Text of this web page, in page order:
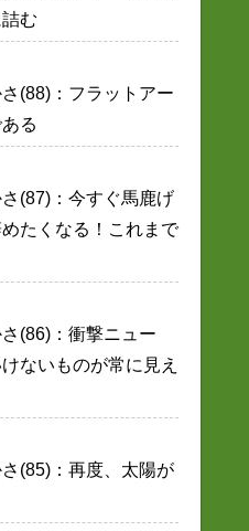
む
(88)：フラットアー
る
(87)：今すぐ馬鹿げ
たくなる！これまで
(86)：衝撃ニュー
ないものが常に見え
(85)：再度、太陽が